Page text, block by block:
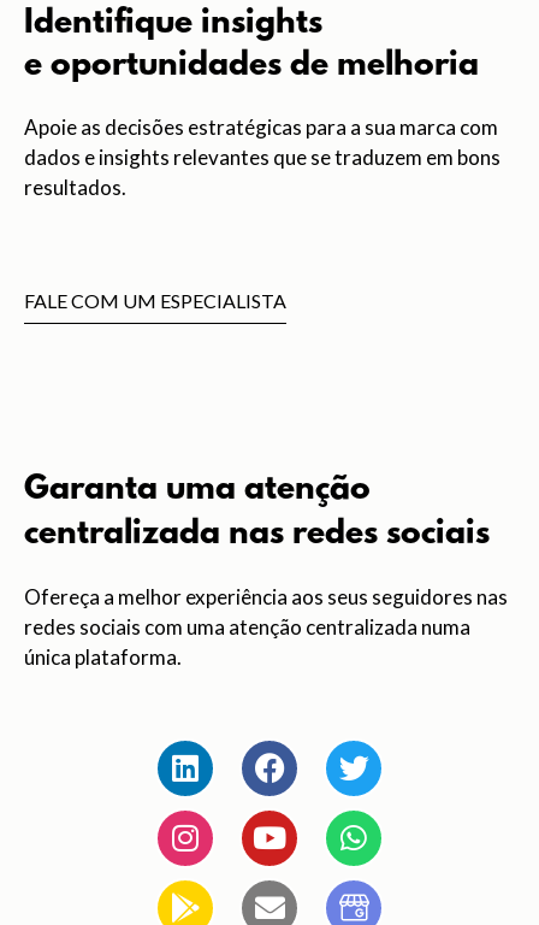
Identifique insights
e oportunidades de melhoria
Apoie as decisões estratégicas para a sua marca com
dados e insights relevantes que se traduzem em bons
resultados.
FALE COM UM ESPECIALISTA
Garanta uma atenção
centralizada nas redes sociais
Ofereça a melhor experiência aos seus seguidores nas
redes sociais com uma atenção centralizada numa
única plataforma.